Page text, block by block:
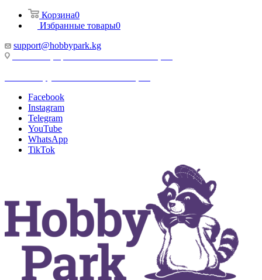
Корзина0
Избранные товары0
support@hobbypark.kg
Facebook
Instagram
Telegram
YouTube
WhatsApp
TikTok